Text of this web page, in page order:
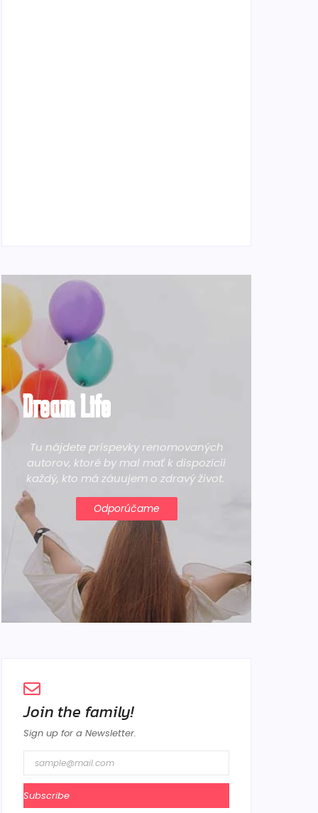
Dream Life
Tu nájdete príspevky renomovaných
autorov, ktoré by mal mať k dispozícii
každý, kto má záuujem o zdravý život.
Odporúčame
Join the family!
Sign up for a Newsletter.
Subscribe